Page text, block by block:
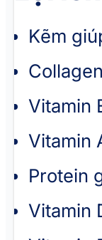
Kẽm
Vitamin
Vitamin
Protein
Vitamin
lượng